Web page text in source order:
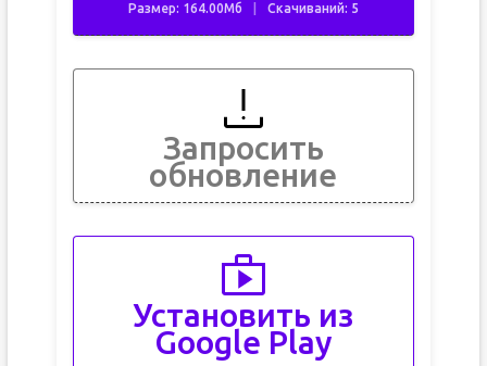
Размер: 164.00Мб Скачиваний: 5
Запросить
обновление
Установить из
Google Play